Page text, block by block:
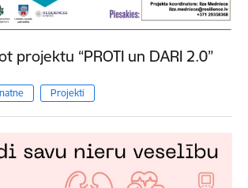
projektu “PROTI un DARI 2.0”
Projekti